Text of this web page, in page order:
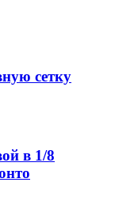
сетку
в 1/8